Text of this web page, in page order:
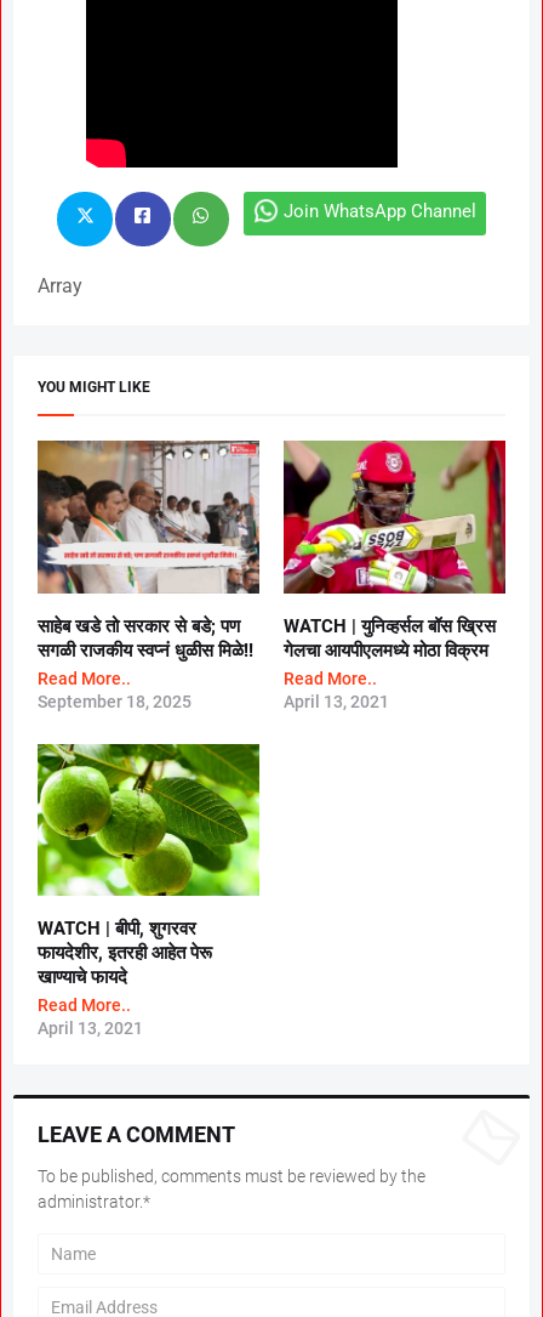
Join WhatsApp Channel
Array
YOU MIGHT LIKE
साहेब खडे तो सरकार से बडे; पण
सगळी राजकीय स्वप्नं धुळीस मिळे!!
Read More..
September 18, 2025
WATCH | युनिव्हर्सल बॉस ख्रिस
गेलचा आयपीएलमध्ये मोठा विक्रम
Read More..
April 13, 2021
WATCH | बीपी, शुगरवर
फायदेशीर, इतरही आहेत पेरू
खाण्याचे फायदे
Read More..
April 13, 2021
LEAVE A COMMENT
To be published, comments must be reviewed by the
administrator.*